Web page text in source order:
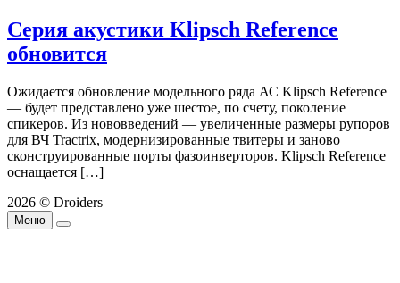
Серия акустики Klipsch Reference
обновится
Ожидается обновление модельного ряда АС Klipsch Reference
— будет представлено уже шестое, по счету, поколение
спикеров. Из нововведений — увеличенные размеры рупоров
для ВЧ Tractrix, модернизированные твитеры и заново
сконструированные порты фазоинверторов. Klipsch Reference
оснащается […]
2026 © Droiders
Меню